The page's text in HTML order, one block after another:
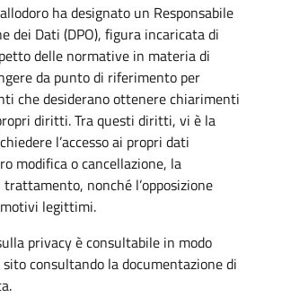
ha designato un Responsabile
dei Dati (DPO), figura incaricata di
delle normative in materia di
da punto di riferimento per
che desiderano ottenere chiarimenti
diritti. Tra questi diritti, vi è la
l’accesso ai propri dati
modifica o cancellazione, la
nonché l’opposizione
legittimi.
privacy è consultabile in modo
consultando la documentazione di